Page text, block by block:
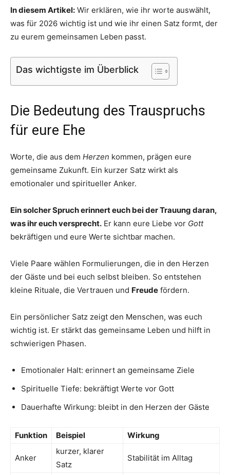
In diesem Artikel: Wir erklären, wie ihr worte auswählt,
was für 2026 wichtig ist und wie ihr einen Satz formt, der
zu eurem gemeinsamen Leben passt.
Das wichtigste im Überblick
Die Bedeutung des Trauspruchs
für eure Ehe
Worte, die aus dem Herzen kommen, prägen eure
gemeinsame Zukunft. Ein kurzer Satz wirkt als
emotionaler und spiritueller Anker.
Ein solcher Spruch erinnert euch bei der Trauung daran,
was ihr euch versprecht. Er kann eure Liebe vor Gott
bekräftigen und eure Werte sichtbar machen.
Viele Paare wählen Formulierungen, die in den Herzen
der Gäste und bei euch selbst bleiben. So entstehen
kleine Rituale, die Vertrauen und Freude fördern.
Ein persönlicher Satz zeigt den Menschen, was euch
wichtig ist. Er stärkt das gemeinsame Leben und hilft in
schwierigen Phasen.
Emotionaler Halt: erinnert an gemeinsame Ziele
Spirituelle Tiefe: bekräftigt Werte vor Gott
Dauerhafte Wirkung: bleibt in den Herzen der Gäste
Funktion Beispiel Wirkung
Anker
kurzer, klarer
Satz
Stabilität im Alltag